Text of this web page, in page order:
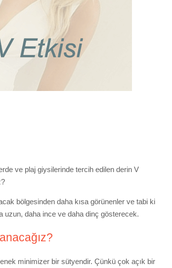
ve plaj giysilerinde tercih edilen derin V
bölgesinden daha kısa görünenler ve tabi ki
uzun, daha ince ve daha dinç gösterecek.
minimizer bir sütyendir. Çünkü çok açık bir